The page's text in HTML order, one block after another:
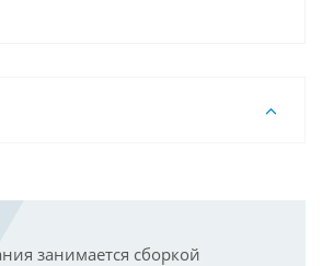
занимается сборкой